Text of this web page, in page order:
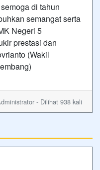
di tahun
semangat serta
Negeri 5
prestasi dan
(Wakil
- Dilihat 938 kali